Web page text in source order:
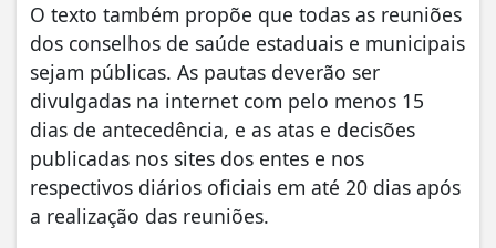
O texto também propõe que todas as reuniões
dos conselhos de saúde estaduais e municipais
sejam públicas. As pautas deverão ser
divulgadas na internet com pelo menos 15
dias de antecedência, e as atas e decisões
publicadas nos sites dos entes e nos
respectivos diários oficiais em até 20 dias após
a realização das reuniões.